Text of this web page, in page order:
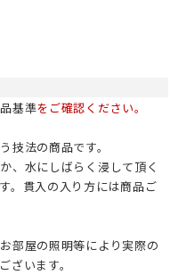
基準をご確認ください。
技法の商品です。
、水にしばらく浸して頂く
。貫入の入り方には商品ご
部屋の照明等により実際の
ざいます。